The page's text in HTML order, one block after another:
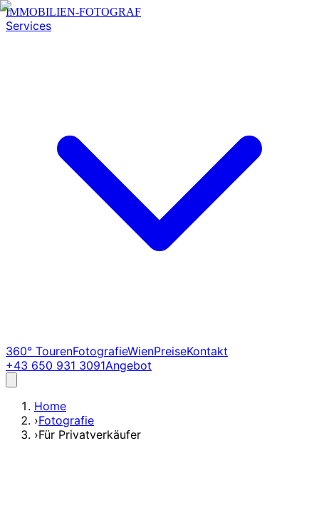
IMMOBILIEN-FOTOGRAF
Services
360° TourenFotografieWienPreiseKontakt
+43 650 931 3091Angebot
Home
›Fotografie
›Für Privatverkäufer